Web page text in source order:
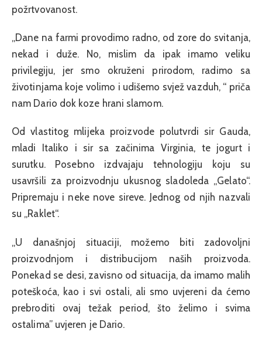
požrtvovanost.
„Dane na farmi provodimo radno, od zore do svitanja,
nekad i duže. No, mislim da ipak imamo veliku
privilegiju, jer smo okruženi prirodom, radimo sa
životinjama koje volimo i udišemo svjež vazduh, “ priča
nam Dario dok koze hrani slamom.
Od vlastitog mlijeka proizvode polutvrdi sir Gauda,
mladi Italiko i sir sa začinima Virginia, te jogurt i
surutku. Posebno izdvajaju tehnologiju koju su
usavršili za proizvodnju ukusnog sladoleda „Gelato“.
Pripremaju i neke nove sireve. Jednog od njih nazvali
su „Raklet“.
„U današnjoj situaciji, možemo biti zadovoljni
proizvodnjom i distribucijom naših proizvoda.
Ponekad se desi, zavisno od situacija, da imamo malih
poteškoća, kao i svi ostali, ali smo uvjereni da ćemo
prebroditi ovaj težak period, što želimo i svima
ostalima” uvjeren je Dario.